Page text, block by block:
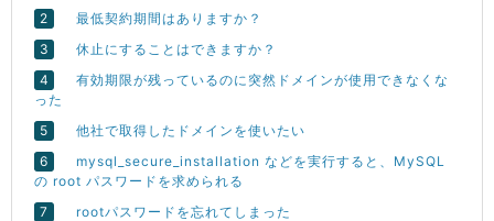
最低契約期間はありますか？
休止にすることはできますか？
有効期限が残っているのに突然ドメインが使用できなくな
った
他社で取得したドメインを使いたい
mysql_secure_installation などを実行すると、MySQL
の root パスワードを求められる
rootパスワードを忘れてしまった